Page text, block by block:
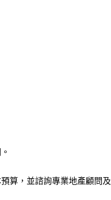
算，並諮詢專業地產顧問